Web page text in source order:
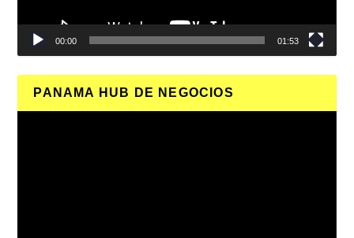
00:00 01:53
PANAMA HUB DE NEGOCIOS